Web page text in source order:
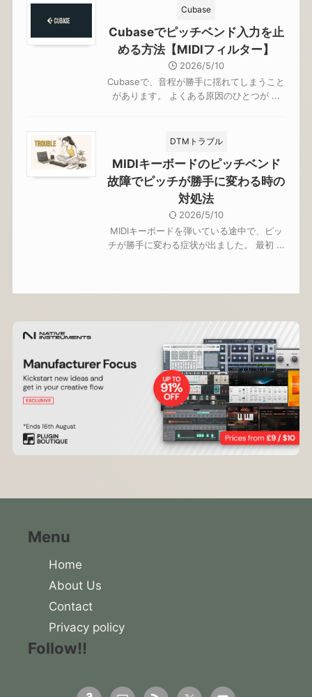
Cubase
Cubaseでピッチベンド入力を止
める方法【MIDIフィルター】
2026/5/10
Cubaseで、音程が勝手に揺れてしまうこと
があります。 よくある原因のひとつが ...
DTMトラブル
MIDIキーボードのピッチベンド
故障でピッチが勝手に変わる時の
対処法
2026/5/10
MIDIキーボードを弾いている途中で、ピッ
チが勝手に変わる症状が出ました。 最初 ...
Menu
Home
About Us
Contact
Privacy policy
Follow!!